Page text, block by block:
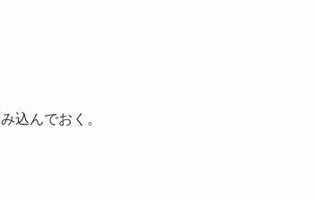
込んでおく。